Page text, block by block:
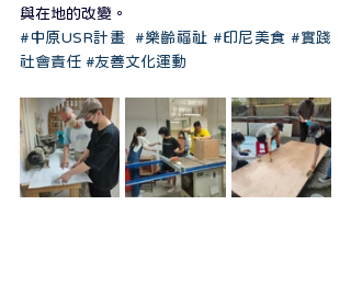
與在地的改變。
#中原USR計畫
#樂齡福祉 #印尼美食 #實踐
社會責任 #友善文化運動